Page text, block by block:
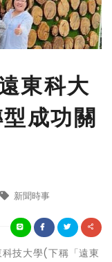
東科大
成功關
新聞時事
技大學(下稱「遠東